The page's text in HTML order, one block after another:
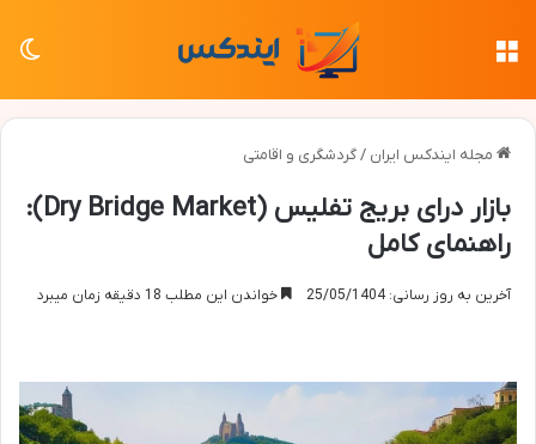
مجله ایندکس ایران /گردشگری و اقامتی
بازار درای بریج تفلیس (Dry Bridge Market):
راهنمای کامل
آخرین به روز رسانی: 25/05/1404 خواندن این مطلب 18 دقیقه زمان میبرد